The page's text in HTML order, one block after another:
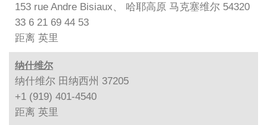
153 rue Andre Bisiaux、 哈耶高原 马克塞维尔 54320
33 6 21 69 44 53
距离 英里
纳什维尔
纳什维尔 田纳西州 37205
+1 (919) 401-4540
距离 英里